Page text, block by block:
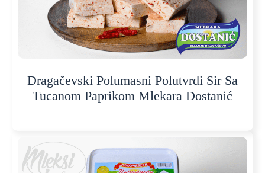
Dragačevski Polumasni Polutvrdi Sir Sa
Tucanom Paprikom Mlekara Dostanić